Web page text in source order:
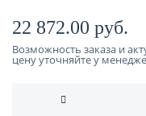
22 872.00 руб.
Возможность заказа и
цену уточняйте у